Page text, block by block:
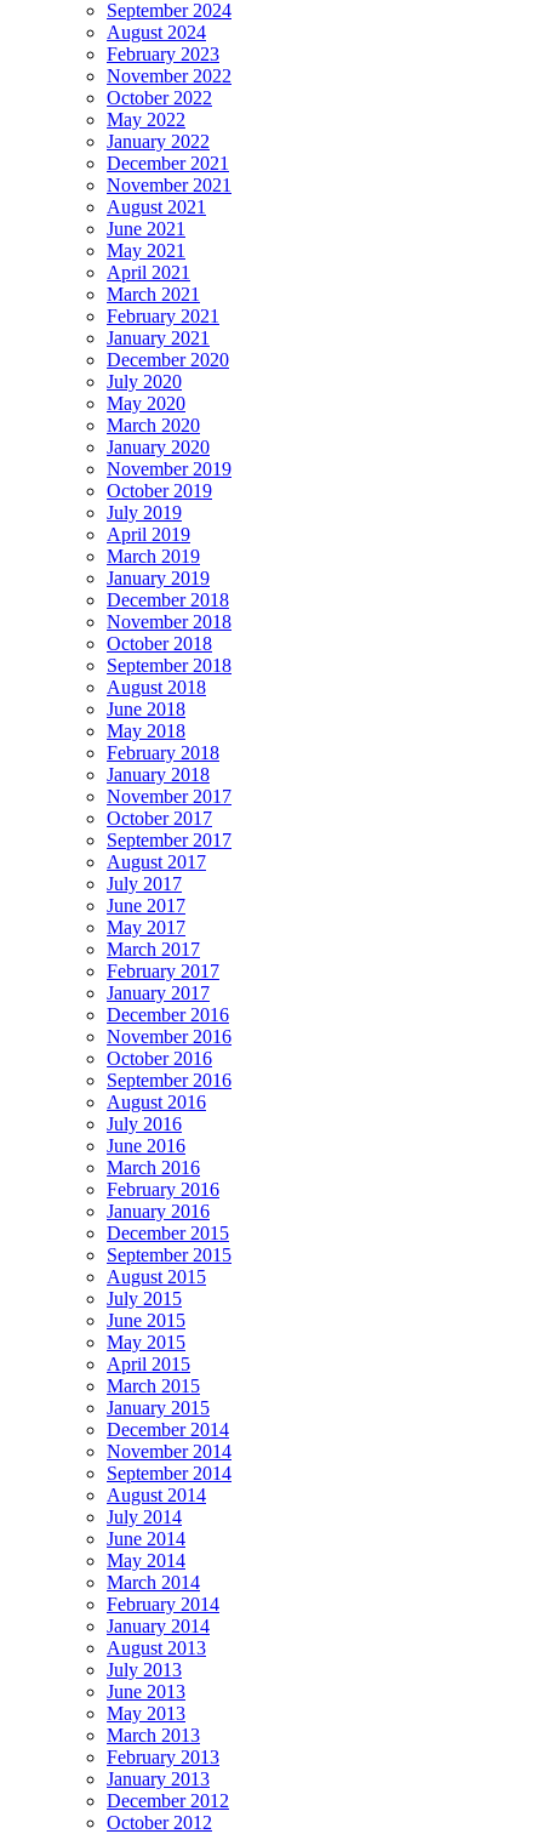
September 2024
August 2024
February 2023
November 2022
October 2022
May 2022
January 2022
December 2021
November 2021
August 2021
June 2021
May 2021
April 2021
March 2021
February 2021
January 2021
December 2020
July 2020
May 2020
March 2020
January 2020
November 2019
October 2019
July 2019
April 2019
March 2019
January 2019
December 2018
November 2018
October 2018
September 2018
August 2018
June 2018
May 2018
February 2018
January 2018
November 2017
October 2017
September 2017
August 2017
July 2017
June 2017
May 2017
March 2017
February 2017
January 2017
December 2016
November 2016
October 2016
September 2016
August 2016
July 2016
June 2016
March 2016
February 2016
January 2016
December 2015
September 2015
August 2015
July 2015
June 2015
May 2015
April 2015
March 2015
January 2015
December 2014
November 2014
September 2014
August 2014
July 2014
June 2014
May 2014
March 2014
February 2014
January 2014
August 2013
July 2013
June 2013
May 2013
March 2013
February 2013
January 2013
December 2012
October 2012